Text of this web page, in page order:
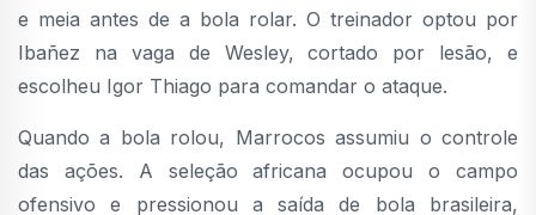
e meia antes de a bola rolar. O treinador optou por
Ibañez na vaga de Wesley, cortado por lesão, e
escolheu Igor Thiago para comandar o ataque.
Quando a bola rolou, Marrocos assumiu o controle
das ações. A seleção africana ocupou o campo
ofensivo e pressionou a saída de bola brasileira,